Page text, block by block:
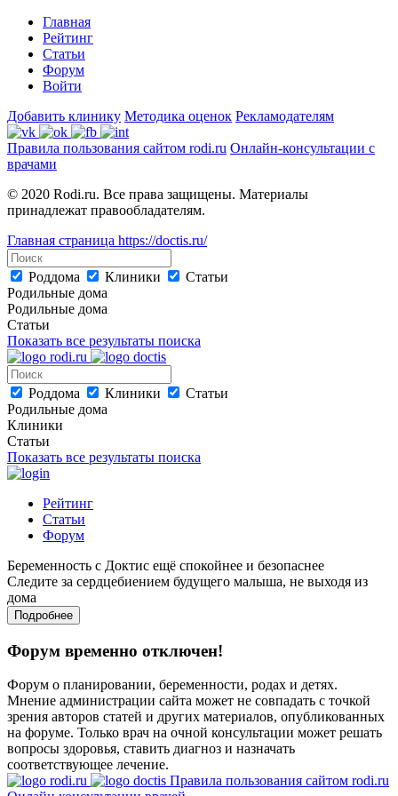
Главная
Рейтинг
Статьи
Форум
Войти
Добавить клинику Методика оценок Рекламодателям
Правила пользования сайтом rodi.ru Онлайн-консультации с
врачами
© 2020 Rodi.ru. Все права защищены. Материалы
принадлежат правообладателям.
Главная страница https://doctis.ru/
Роддома Клиники
Статьи
Родильные дома
Родильные дома
Статьи
Показать все результаты поиска
Роддома Клиники
Статьи
Родильные дома
Клиники
Статьи
Показать все результаты поиска
Рейтинг
Статьи
Форум
Беременность с Доктис ещё спокойнее и безопаснее
Следите за сердцебиением будущего малыша, не выходя из
дома
Подробнее
Форум временно отключен!
Форум о планировании, беременности, родах и детях.
Мнение администрации сайта может не совпадать с точкой
зрения авторов статей и других материалов, опубликованных
на форуме. Только врач на очной консультации может решать
вопросы здоровья, ставить диагноз и назначать
соответствующее лечение.
Правила пользования сайтом rodi.ru